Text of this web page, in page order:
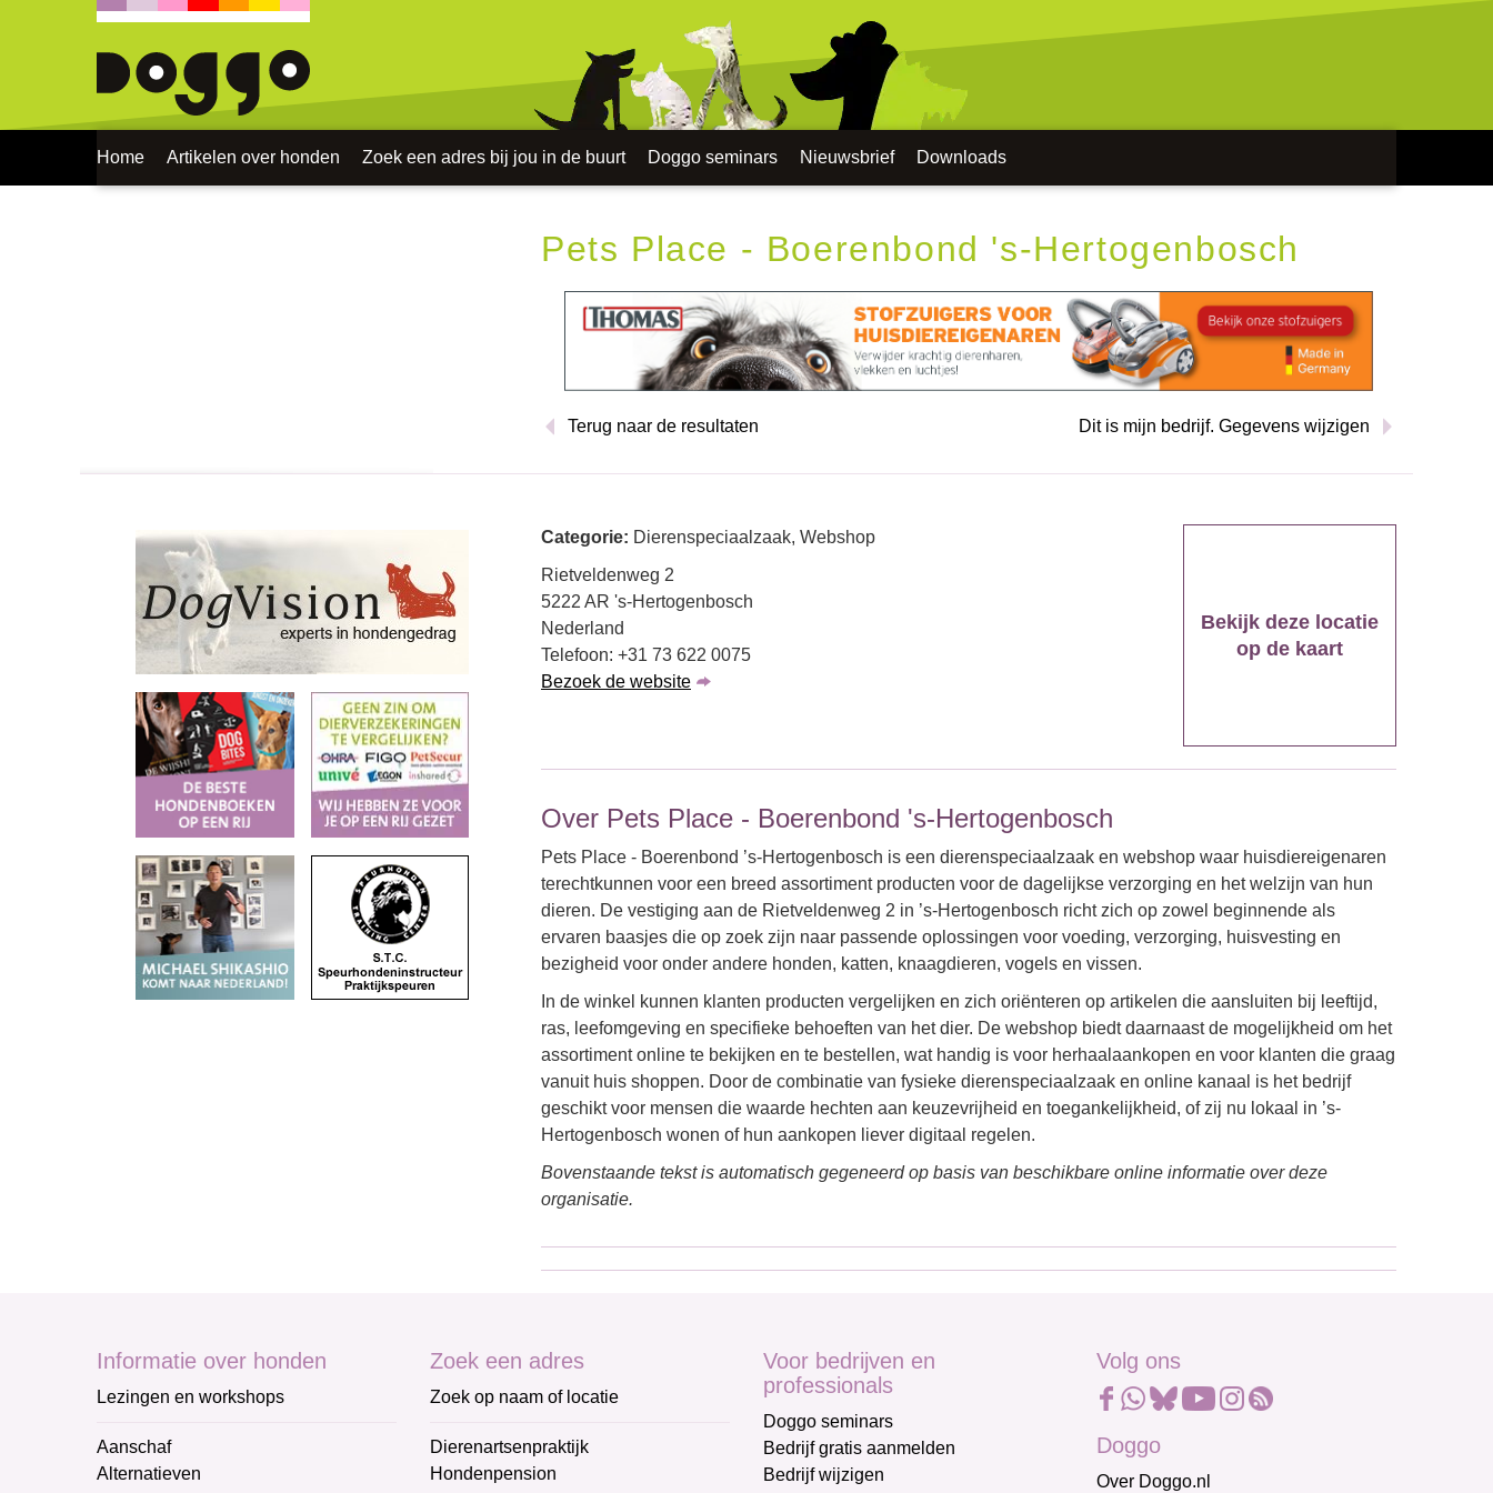
Home Artikelen over honden Zoek een adres bij jou in de buurt Doggo seminars Nieuwsbrief Downloads
Pets Place - Boerenbond 's-Hertogenbosch
Terug naar de resultaten Dit is mijn bedrijf. Gegevens wijzigen
Categorie: Dierenspeciaalzaak, Webshop
Rietveldenweg 2
5222 AR 's-Hertogenbosch
Nederland
Telefoon: +31 73 622 0075
Bezoek de website
Bekijk deze locatie
op de kaart
Over Pets Place - Boerenbond 's-Hertogenbosch
Pets Place - Boerenbond ’s-Hertogenbosch is een dierenspeciaalzaak en webshop waar huisdiereigenaren
terechtkunnen voor een breed assortiment producten voor de dagelijkse verzorging en het welzijn van hun
dieren. De vestiging aan de Rietveldenweg 2 in ’s-Hertogenbosch richt zich op zowel beginnende als
ervaren baasjes die op zoek zijn naar passende oplossingen voor voeding, verzorging, huisvesting en
bezigheid voor onder andere honden, katten, knaagdieren, vogels en vissen.
In de winkel kunnen klanten producten vergelijken en zich oriënteren op artikelen die aansluiten bij leeftijd,
ras, leefomgeving en specifieke behoeften van het dier. De webshop biedt daarnaast de mogelijkheid om het
assortiment online te bekijken en te bestellen, wat handig is voor herhaalaankopen en voor klanten die graag
vanuit huis shoppen. Door de combinatie van fysieke dierenspeciaalzaak en online kanaal is het bedrijf
geschikt voor mensen die waarde hechten aan keuzevrijheid en toegankelijkheid, of zij nu lokaal in ’s-
Hertogenbosch wonen of hun aankopen liever digitaal regelen.
Bovenstaande tekst is automatisch gegeneerd op basis van beschikbare online informatie over deze
organisatie.
Informatie over honden
Lezingen en workshops
Aanschaf
Alternatieven
Zoek een adres
Zoek op naam of locatie
Dierenartsenpraktijk
Hondenpension
Voor bedrijven en
professionals
Doggo seminars
Bedrijf gratis aanmelden
Bedrijf wijzigen
Volg ons
Doggo
Over Doggo.nl